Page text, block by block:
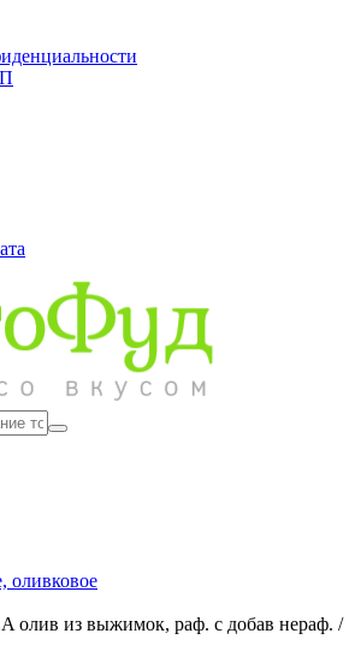
оливковое
олив из выжимок, раф. с добав нераф. /